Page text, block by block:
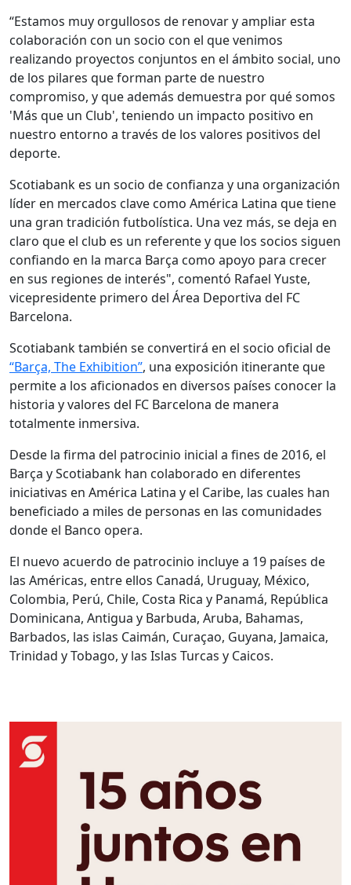
“Estamos muy orgullosos de renovar y ampliar esta
colaboración con un socio con el que venimos
realizando proyectos conjuntos en el ámbito social, uno
de los pilares que forman parte de nuestro
compromiso, y que además demuestra por qué somos
'Más que un Club', teniendo un impacto positivo en
nuestro entorno a través de los valores positivos del
deporte.
Scotiabank es un socio de confianza y una organización
líder en mercados clave como América Latina que tiene
una gran tradición futbolística. Una vez más, se deja en
claro que el club es un referente y que los socios siguen
confiando en la marca Barça como apoyo para crecer
en sus regiones de interés", comentó Rafael Yuste,
vicepresidente primero del Área Deportiva del FC
Barcelona.
Scotiabank también se convertirá en el socio oficial de
“Barça, The Exhibition”, una exposición itinerante que
permite a los aficionados en diversos países conocer la
historia y valores del FC Barcelona de manera
totalmente inmersiva.
Desde la firma del patrocinio inicial a fines de 2016, el
Barça y Scotiabank han colaborado en diferentes
iniciativas en América Latina y el Caribe, las cuales han
beneficiado a miles de personas en las comunidades
donde el Banco opera.
El nuevo acuerdo de patrocinio incluye a 19 países de
las Américas, entre ellos Canadá, Uruguay, México,
Colombia, Perú, Chile, Costa Rica y Panamá, República
Dominicana, Antigua y Barbuda, Aruba, Bahamas,
Barbados, las islas Caimán, Curaçao, Guyana, Jamaica,
Trinidad y Tobago, y las Islas Turcas y Caicos.